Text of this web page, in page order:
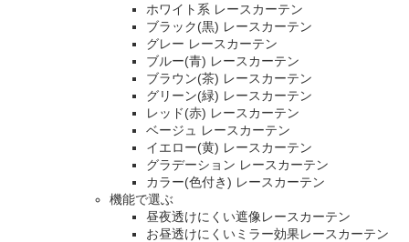
ホワイト系 レースカーテン
ブラック(黒) レースカーテン
グレー レースカーテン
ブルー(青) レースカーテン
ブラウン(茶) レースカーテン
グリーン(緑) レースカーテン
レッド(赤) レースカーテン
ベージュ レースカーテン
イエロー(黄) レースカーテン
グラデーション レースカーテン
カラー(色付き) レースカーテン
機能で選ぶ
昼夜透けにくい遮像レースカーテン
お昼透けにくいミラー効果レースカーテン